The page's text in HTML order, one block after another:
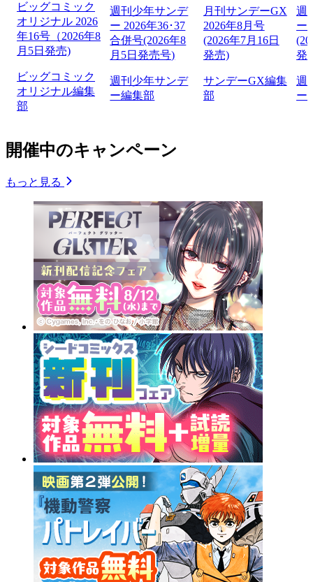
ビッグコミック
オリジナル 2026
年16号（2026年8
月5日発売)
ビッグコミック
オリジナル編集
部
週刊少年サンデ
ー 2026年36･37
合併号(2026年8
月5日発売号)
週刊少年サンデ
ー編集部
月刊サンデーGX
2026年8月号
(2026年7月16日
発売)
サンデーGX編集
部
週
ー
発
週
ー
開催中のキャンペーン
もっと見る